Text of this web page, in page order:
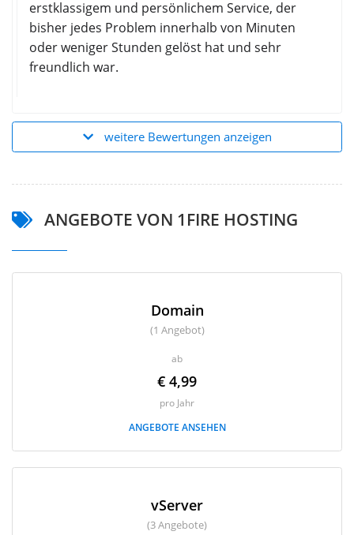
erstklassigem und persönlichem Service, der
bisher jedes Problem innerhalb von Minuten
oder weniger Stunden gelöst hat und sehr
freundlich war.
weitere Bewertungen anzeigen
ANGEBOTE VON 1FIRE HOSTING
Domain
(1 Angebot)
ab
€ 4,99
pro Jahr
ANGEBOTE ANSEHEN
vServer
(3 Angebote)